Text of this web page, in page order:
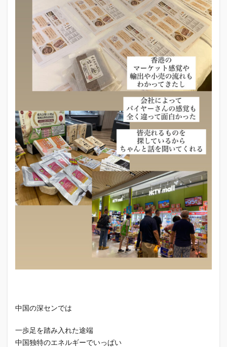
中国の深センでは
一歩足を踏み入れた途端
中国独特のエネルギーでいっぱい